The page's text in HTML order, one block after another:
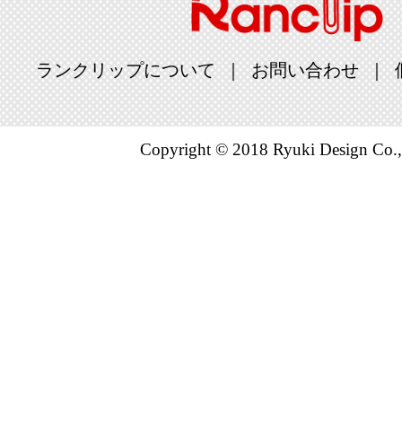
ランクリップについて お問い合わせ
Copyright © 2018 Ryuki Design